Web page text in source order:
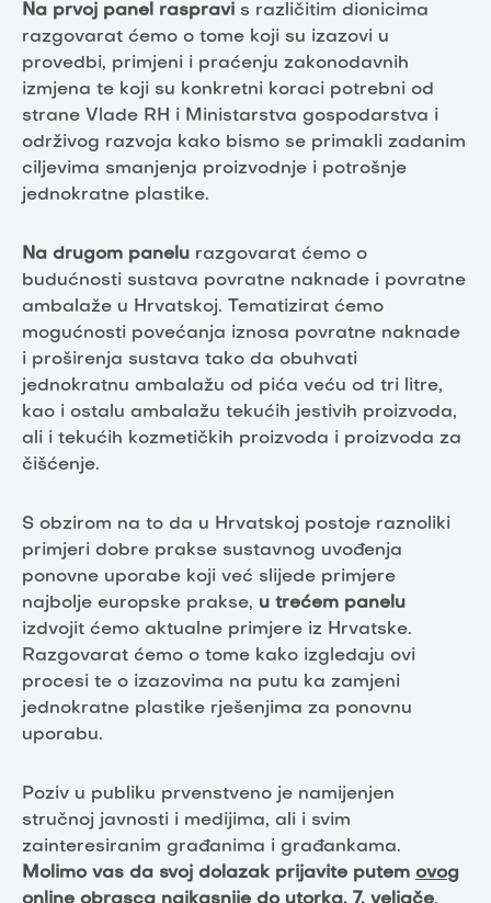
Na prvoj panel raspravi s različitim dionicima
razgovarat ćemo o tome koji su izazovi u
provedbi, primjeni i praćenju zakonodavnih
izmjena te koji su konkretni koraci potrebni od
strane Vlade RH i Ministarstva gospodarstva i
održivog razvoja kako bismo se primakli zadanim
ciljevima smanjenja proizvodnje i potrošnje
jednokratne plastike.
Na drugom panelu razgovarat ćemo o
budućnosti sustava povratne naknade i povratne
ambalaže u Hrvatskoj. Tematizirat ćemo
mogućnosti povećanja iznosa povratne naknade
i proširenja sustava tako da obuhvati
jednokratnu ambalažu od pića veću od tri litre,
kao i ostalu ambalažu tekućih jestivih proizvoda,
ali i tekućih kozmetičkih proizvoda i proizvoda za
čišćenje.
S obzirom na to da u Hrvatskoj postoje raznoliki
primjeri dobre prakse sustavnog uvođenja
ponovne uporabe koji već slijede primjere
najbolje europske prakse, u trećem panelu
izdvojit ćemo aktualne primjere iz Hrvatske.
Razgovarat ćemo o tome kako izgledaju ovi
procesi te o izazovima na putu ka zamjeni
jednokratne plastike rješenjima za ponovnu
uporabu.
Poziv u publiku prvenstveno je namijenjen
stručnoj javnosti i medijima, ali i svim
zainteresiranim građanima i građankama.
Molimo vas da svoj dolazak prijavite putem ovog
online obrasca najkasnije do utorka, 7. veljače.